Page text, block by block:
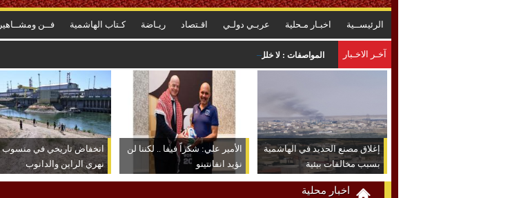
الرئيســية اخبـار مـحلية عربـي دولـي اقـتصاد ريـاضة كـتاب الهاشمية فــن ومشــاهير
آخـر الاخـبار المواصفات : لا خلل في البنزين .. وارتفاع أسعاره وراء الشعور بسرعة استهلاكه
إغلاق مصنع الحديد في الهاشمية
بسبب مخالفات بيئية
الأمير علي: شكراً فيفا .. لكننا لن
نؤيد انفانتينو
انخفاض تاريخي في منسوب
نهري الراين والدانوب
اخبار محلية